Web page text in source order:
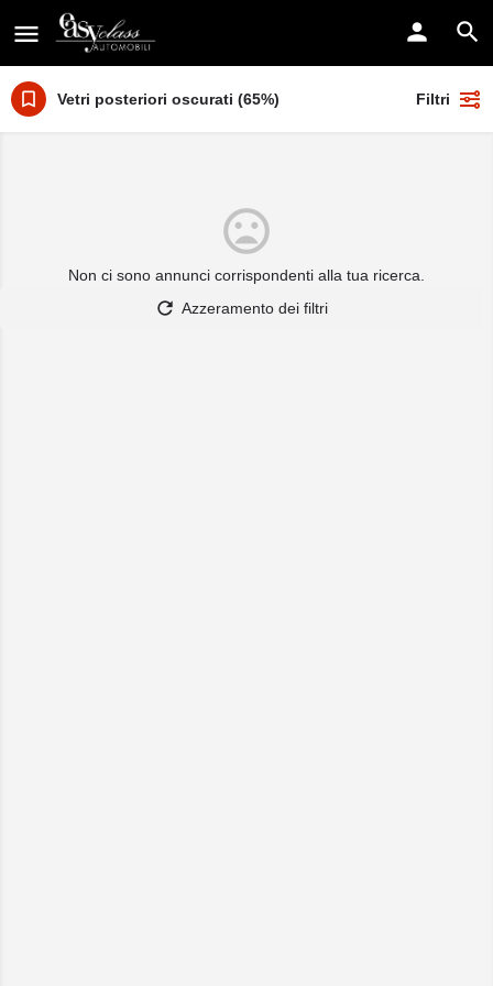
Vetri posteriori oscurati (65%) Filtri
Non ci sono annunci corrispondenti alla tua ricerca.
Azzeramento dei filtri